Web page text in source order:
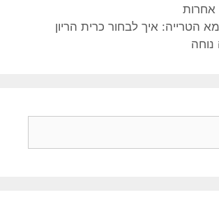
אחרות
הטרייה: איך לבחור כרית הריון